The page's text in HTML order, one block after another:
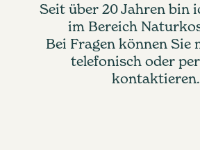
Seit über 20 Jahren bin
im Bereich
Bei Fragen können Sie
telefonisch oder
kontaktieren.